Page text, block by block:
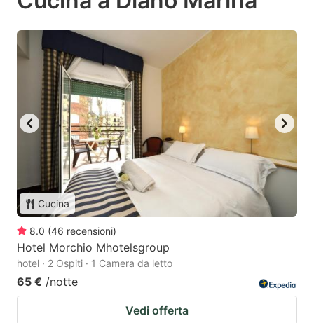
Cucina
8.0 (46 recensioni)
Hotel Morchio Mhotelsgroup
hotel · 2 Ospiti · 1 Camera da letto
65 € /notte
Vedi offerta